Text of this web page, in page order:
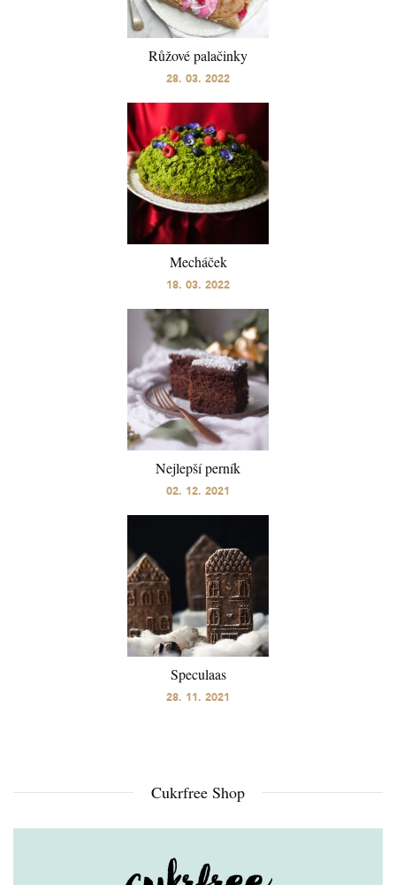
Růžové palačinky
28. 03. 2022
Mecháček
18. 03. 2022
Nejlepší perník
02. 12. 2021
Speculaas
28. 11. 2021
Cukrfree Shop